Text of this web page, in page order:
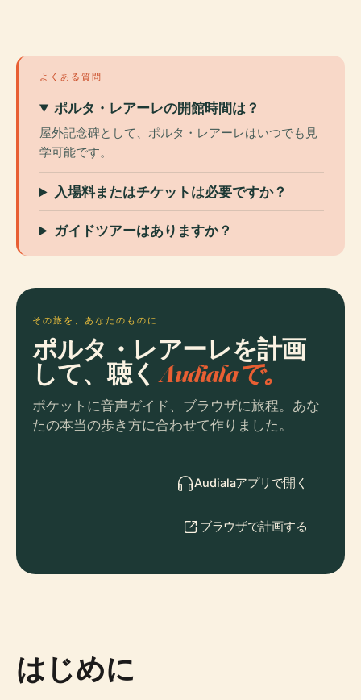
よくある質問
ポルタ・レアーレの開館時間は？
屋外記念碑として、ポルタ・レアーレはいつでも見
学可能です。
入場料またはチケットは必要ですか？
ガイドツアーはありますか？
その旅を、あなたのものに
ポルタ・レアーレを計画
して、聴くAudialaで。
ポケットに音声ガイド、ブラウザに旅程。あな
たの本当の歩き方に合わせて作りました。
Audialaアプリで開く
ブラウザで計画する
はじめに